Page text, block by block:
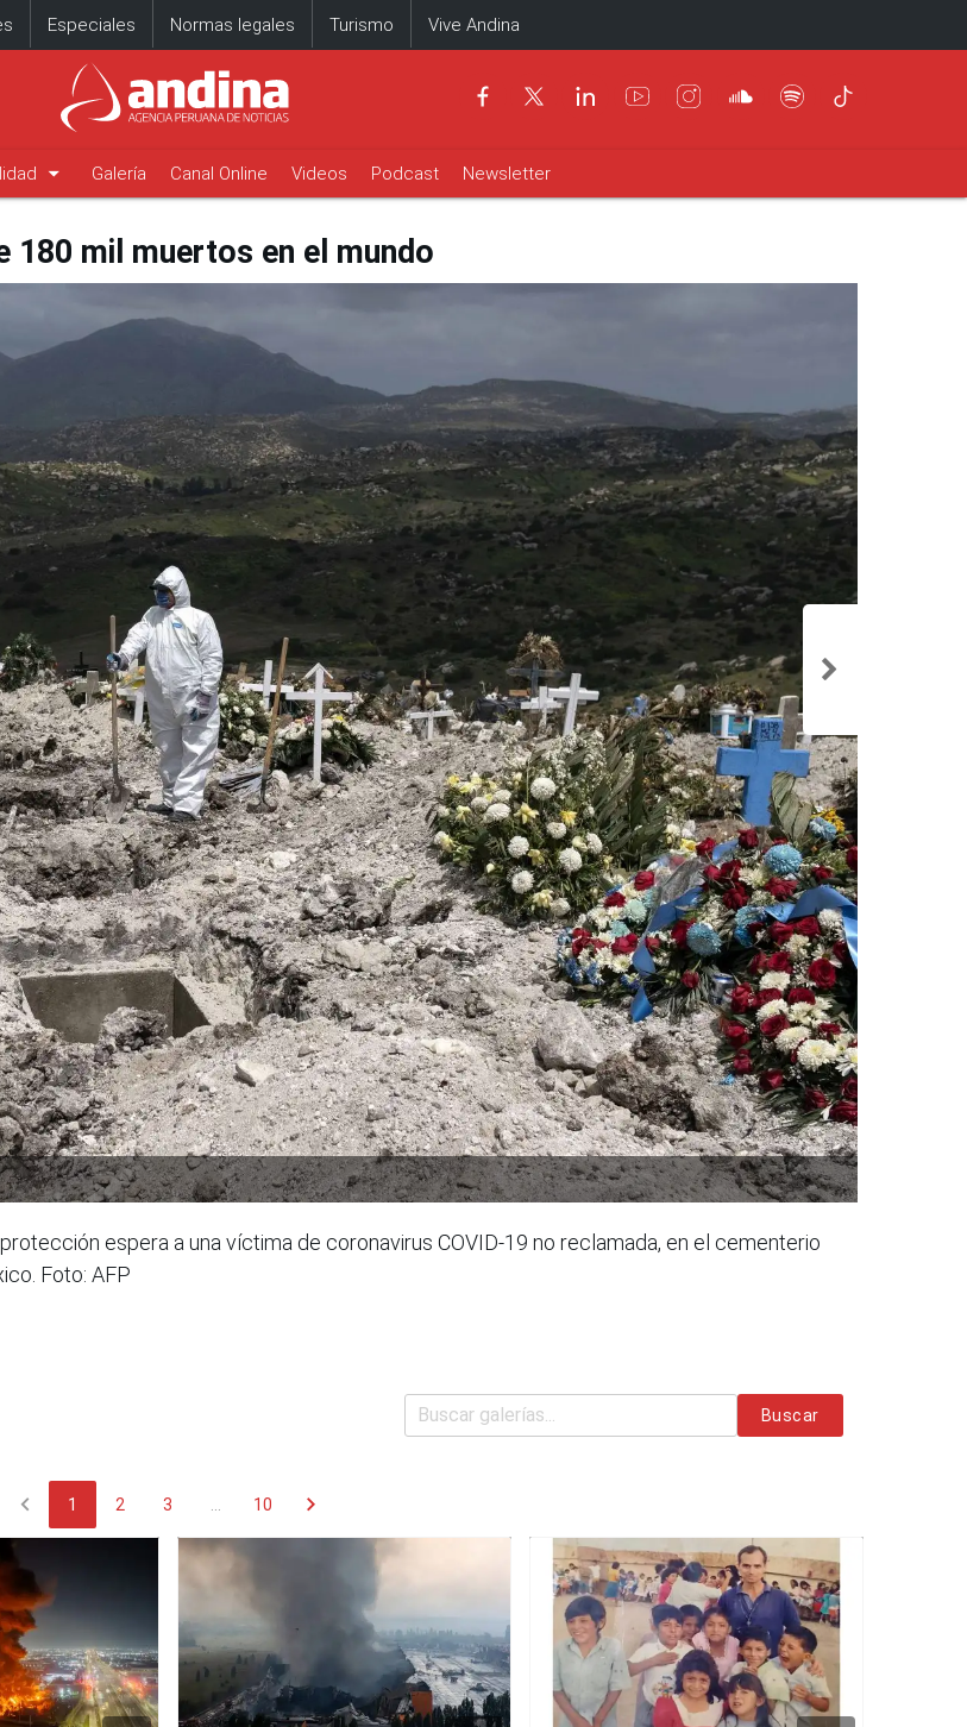
Especiales Normas legales Turismo Vive Andina
arrow_drop_down Galería Canal Online Videos Podcast Newsletter
180 mil muertos en el mundo
espera a una víctima de coronavirus COVID-19 no reclamada, en el cementerio
Foto: AFP
Buscar
chevron_left 1 2 3 10 chevron_right